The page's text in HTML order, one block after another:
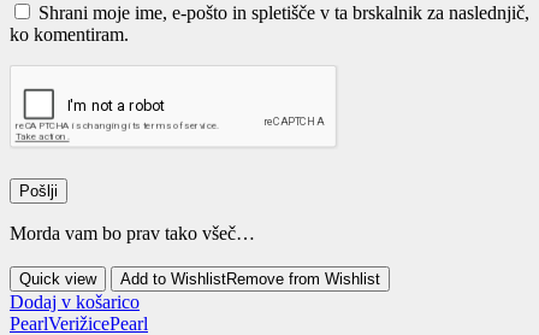
Shrani moje ime, e-pošto in spletišče v ta brskalnik za naslednjič,
ko komentiram.
Morda vam bo prav tako všeč…
Quick view Add to WishlistRemove from Wishlist
Dodaj v košarico
PearlVerižicePearl